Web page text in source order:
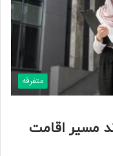
متفرقه
مسیر اقامت